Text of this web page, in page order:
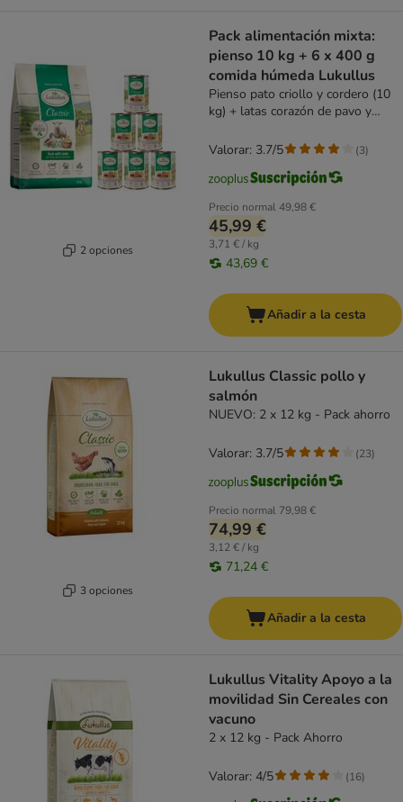
2 opciones
Pack alimentación mixta:
pienso 10 kg + 6 x 400 g
comida húmeda Lukullus
Pienso pato criollo y cordero (10
kg) + latas corazón de pavo y
Precio normal49,98 €
45,99 €
3,71 € / kg
43,69 €
Valorar: 3.7/5 (3)
Añadir a la cesta
3 opciones
Lukullus Classic pollo y
salmón
NUEVO: 2 x 12 kg - Pack ahorro
Precio normal 79,98 €
74,99 €
3,12 € / kg
71,24 €
Valorar: 3.7/5 (23)
Añadir a la cesta
Lukullus Vitality Apoyo a la
movilidad Sin Cereales con
vacuno
2 x 12 kg - Pack Ahorro
Valorar: 4/5 (16)